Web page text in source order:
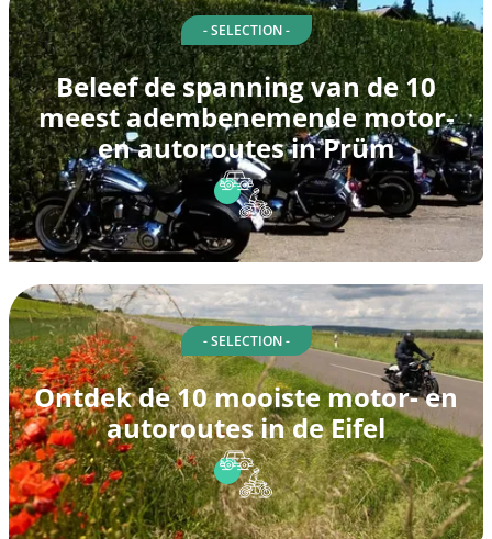
- SELECTION -
Beleef de spanning van de 10
meest adembenemende motor-
en autoroutes in Prüm
- SELECTION -
Ontdek de 10 mooiste motor- en
autoroutes in de Eifel